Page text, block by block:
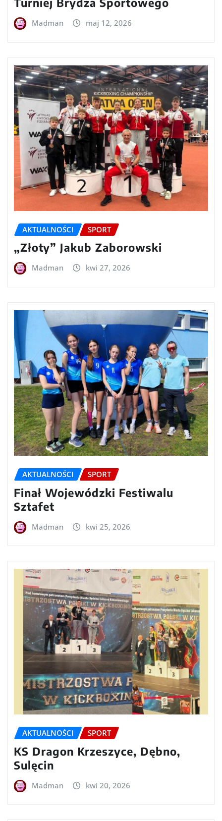
Madman maj 12, 2026
AKTUALNOŚCI SPORT
„Złoty” Jakub Zaborowski
Madman kwi 27, 2026
AKTUALNOŚCI SPORT
Finał Wojewódzki Festiwalu
Sztafet
Madman kwi 25, 2026
AKTUALNOŚCI SPORT
KS Dragon Krzeszyce, Dębno,
Sulęcin
Madman kwi 20, 2026